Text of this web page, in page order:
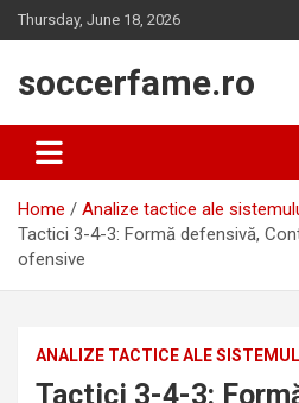
Skip
to
Thursday, June 18, 2026
soccerfame.ro
Home
Analize tactice ale
Tactici 3-4-3: Formă defensivă,
ofensive
ANALIZE TACTICE ALE
Tactici 3-4-3: